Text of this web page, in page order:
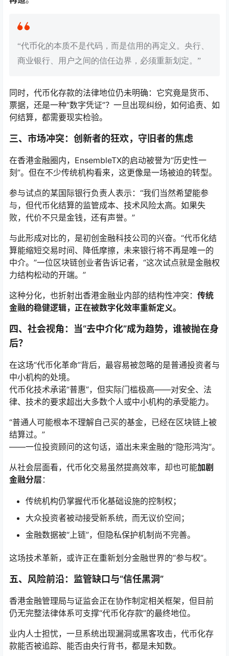
“代币化的本质不是代码，而是信用的再定义。央行、
商业银行、用户之间的信任边界，必须重新划定。”
同时，代币化存款的法律地位仍未明确：它究竟是货币、
票据，还是一种“数字凭证”？一旦出现纠纷，如何追责、如
何结算，都需要现实检验。
三、市场冲突：创新者的狂欢，守旧者的焦虑
在香港金融圈内，EnsembleTX的启动被誉为“历史性一
刻”。但在不少传统机构看来，这更像是一场被迫的转型。
参与试点的某国际银行负责人表示：“我们当然希望能参
与，但代币化结算的监管成本、技术风险太高。如果失
败，代价不只是金钱，还有声誉。”
与此形成对比的，是初创金融科技公司的兴奋。“代币化结
算能缩短交易时间、降低摩擦，未来银行将不再是唯一的
中介。”一位区块链创业者告诉记者，“这次试点就是金融权
力结构松动的开端。”
这种分化，也折射出香港金融业内部的结构性冲突： 传统
金融的稳健逻辑，正在被数字化效率重新定义。
四、社会视角：当“去中介化”成为趋势，谁被抛在身
后？
在这场“代币化革命”背后，最容易被忽略的是普通投资者与
中小机构的处境。
代币化技术承诺“普惠”，但实际门槛极高——对安全、法
律、技术的要求超出大多数个人或中小机构的承受能力。
“普通人可能根本不理解自己买的基金，已经在区块链上被
结算过。”
——一位投资顾问的这句话，道出未来金融的“隐形鸿沟”。
从社会层面看，代币化交易虽然提高效率，却也可能加剧
金融分层：
传统机构仍掌握代币化基础设施的控制权；
大众投资者被动接受新系统，而无议价空间；
金融数据被“上链”，但隐私保护机制尚不完善。
这场技术革新，或许正在重新划分金融世界的“参与权”。
五、风险前沿：监管缺口与“信任黑洞”
香港金融管理局与证监会正在协作制定相关框架，但目前
仍无完整法律体系可支撑“代币化存款”的最终地位。
业内人士担忧，一旦系统出现漏洞或黑客攻击，代币化存
款能否被追踪、能否由央行背书，都是未知数。